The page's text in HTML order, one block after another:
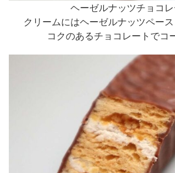
ヘーゼルナッツチョコレ
クリームにはヘーゼルナッツペー
コクのあるチョコレートでコ